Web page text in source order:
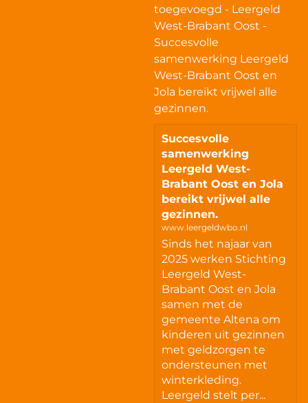
toegevoegd - Leergeld
West-Brabant Oost -
Succesvolle
samenwerking Leergeld
West-Brabant Oost en
Jola bereikt vrijwel alle
gezinnen.
Succesvolle
samenwerking
Leergeld West-
Brabant Oost en Jola
bereikt vrijwel alle
gezinnen.
www.leergeldwbo.nl
Sinds het najaar van
2025 werken Stichting
Leergeld West-
Brabant Oost en Jola
samen met de
gemeente Altena om
kinderen uit gezinnen
met geldzorgen te
ondersteunen met
winterkleding.
Leergeld stelt per...